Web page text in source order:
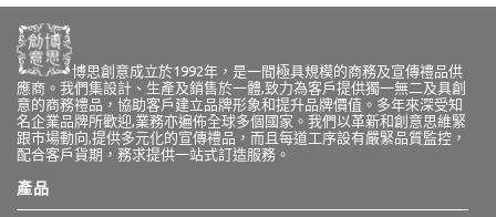
博思創意成立於1992年，是一間極具規模的商務及宣傳禮品供
應商。我們集設計、生產及銷售於一體,致力為客戶提供獨一無二及具創
意的商務禮品，協助客戶建立品牌形象和提升品牌價值。多年來深受知
名企業品牌所歡迎,業務亦遍佈全球多個國家。我們以革新和創意思維緊
跟市場動向,提供多元化的宣傳禮品，而且每道工序設有嚴緊品質監控，
配合客戶貨期，務求提供一站式訂造服務。
產品